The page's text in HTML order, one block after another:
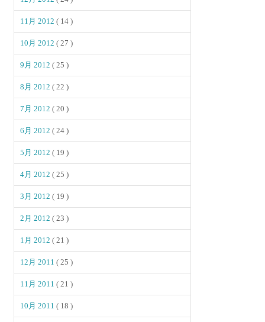
11月 2012( 14 )
10月 2012( 27 )
9月 2012( 25 )
8月 2012( 22 )
7月 2012( 20 )
6月 2012( 24 )
5月 2012( 19 )
4月 2012( 25 )
3月 2012( 19 )
2月 2012( 23 )
1月 2012( 21 )
12月 2011( 25 )
11月 2011( 21 )
10月 2011( 18 )